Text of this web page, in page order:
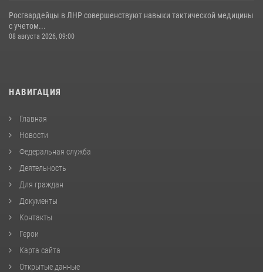
Росгвардейцы в ЛНР совершенствуют навыки тактической медицины
с учетом...
08 августа 2026, 09:00
НАВИГАЦИЯ
Главная
Новости
Федеральная служба
Деятельность
Для граждан
Документы
Контакты
Герои
Карта сайта
Открытые данные